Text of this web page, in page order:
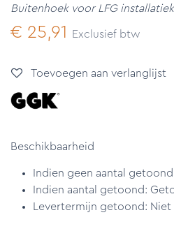
Buitenhoek voor LFG
€ 25,91 Exclusief btw
Toevoegen aan verlanglijst
Beschikbaarheid
Indien geen aantal
Indien aantal getoond:
Levertermijn getoond: